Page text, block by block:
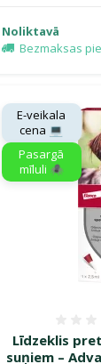
grozam
Noliktavā
Bezmaksas
Līdzeklis
suņiem –
E-veikala
cena 💻
Pasargā
mīluli 🕷️